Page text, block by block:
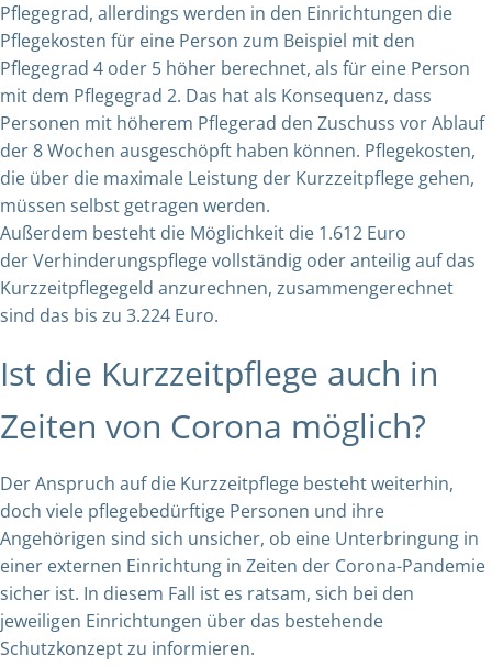
Pflegegrad, allerdings werden in den Einrichtungen die
Pflegekosten für eine Person zum Beispiel mit den
Pflegegrad 4 oder 5 höher berechnet, als für eine Person
mit dem Pflegegrad 2. Das hat als Konsequenz, dass
Personen mit höherem Pflegerad den Zuschuss vor Ablauf
der 8 Wochen ausgeschöpft haben können. Pflegekosten,
die über die maximale Leistung der Kurzzeitpflege gehen,
müssen selbst getragen werden.
Außerdem besteht die Möglichkeit die 1.612 Euro
der Verhinderungspflege vollständig oder anteilig auf das
Kurzzeitpflegegeld anzurechnen, zusammengerechnet
sind das bis zu 3.224 Euro.
Ist die Kurzzeitpflege auch in
Zeiten von Corona möglich?
Der Anspruch auf die Kurzzeitpflege besteht weiterhin,
doch viele pflegebedürftige Personen und ihre
Angehörigen sind sich unsicher, ob eine Unterbringung in
einer externen Einrichtung in Zeiten der Corona-Pandemie
sicher ist. In diesem Fall ist es ratsam, sich bei den
jeweiligen Einrichtungen über das bestehende
Schutzkonzept zu informieren.